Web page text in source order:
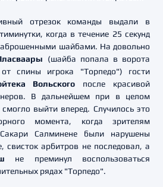
отрезок команды выдали в
когда в течение 25 секунд
шайбами. На довольно
(шайба попала в ворота
от спины игрока "Торпедо") гости
Вольского после красивой
В дальнейшем при в целом
выйти вперед. Случилось это
момента, когда зрителям
Салминене были нарушены
свисток арбитров не последовал, а
не преминул воспользоваться
рядах "Торпедо".